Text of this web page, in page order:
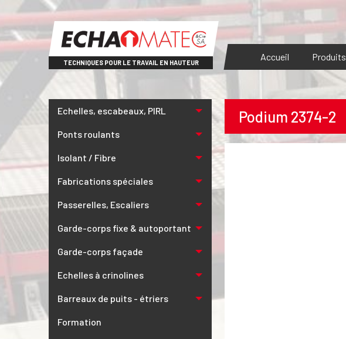
TECHNIQUES POUR LE TRAVAIL EN HAUTEUR
Accueil Produits
Echelles, escabeaux, PIRL
Ponts roulants
Isolant / Fibre
Fabrications spéciales
Passerelles, Escaliers
Garde-corps fixe & autoportant
Garde-corps façade
Echelles à crinolines
Barreaux de puits - étriers
Formation
Podium 2374-2